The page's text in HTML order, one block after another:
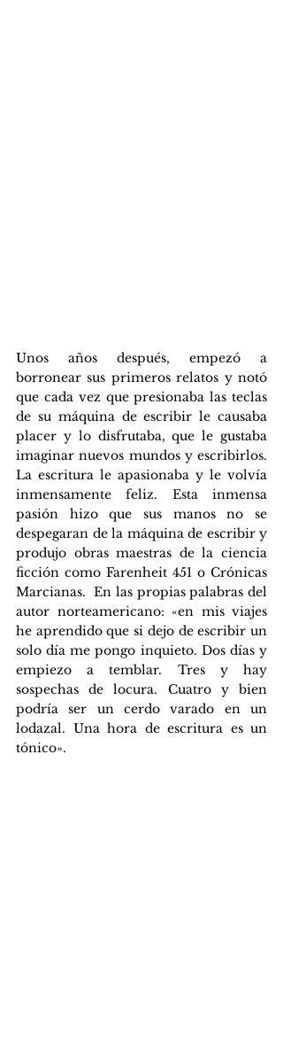
Unos años después, empezó a
borronear sus primeros relatos y notó
que cada vez que presionaba las teclas
de su máquina de escribir le causaba
placer y lo disfrutaba, que le gustaba
imaginar nuevos mundos y escribirlos.
La escritura le apasionaba y le volvía
inmensamente feliz. Esta inmensa
pasión hizo que sus manos no se
despegaran de la máquina de escribir y
produjo obras maestras de la ciencia
ficción como Farenheit 451 o Crónicas
Marcianas.  En las propias palabras del
autor norteamericano: «en mis viajes
he aprendido que si dejo de escribir un
solo día me pongo inquieto. Dos días y
empiezo a temblar. Tres y hay
sospechas de locura. Cuatro y bien
podría ser un cerdo varado en un
lodazal. Una hora de escritura es un
tónico».